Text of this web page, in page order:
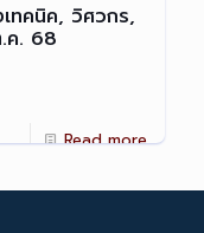
ทคนิค, วิศวกร,
ค. 68
Read more